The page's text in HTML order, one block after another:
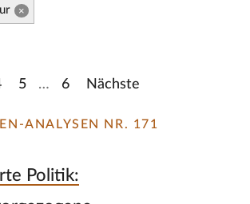
×
5 … 6 Nächste
ANALYSEN NR. 171
Politik: